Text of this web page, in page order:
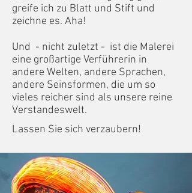
greife ich zu Blatt und Stift und
zeichne es. Aha!
Und - nicht zuletzt - ist die Malerei
eine großartige Verführerin in
andere Welten, andere Sprachen,
andere Seinsformen, die um so
vieles reicher sind als unsere reine
Verstandeswelt.
Lassen Sie sich verzaubern!